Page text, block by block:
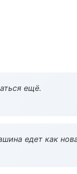
ещё.
едет как